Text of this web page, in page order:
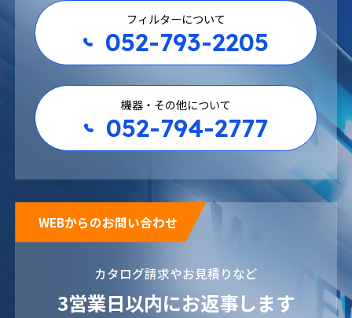
フィルターについて
052-793-2205
機器・その他について
052-794-2777
WEBからのお問い合わせ
カタログ請求やお見積りなど
3営業日以内にお返事します